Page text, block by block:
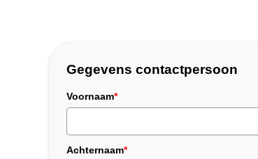
Gegevens contactpersoon
Voornaam*
Achternaam*